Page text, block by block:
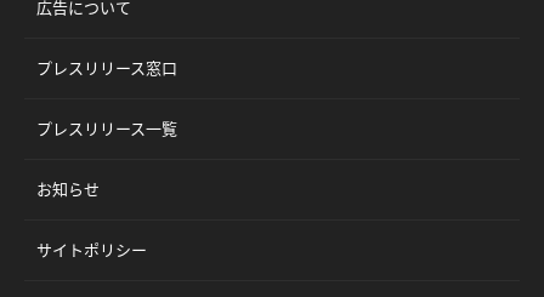
広告について
プレスリリース窓口
プレスリリース一覧
お知らせ
サイトポリシー